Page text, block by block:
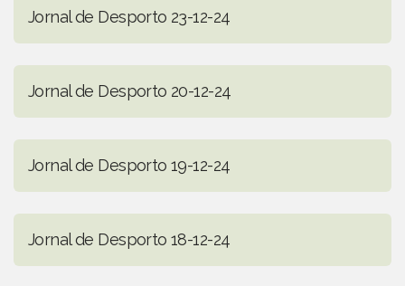
Jornal de Desporto 23-12-24
Jornal de Desporto 20-12-24
Jornal de Desporto 19-12-24
Jornal de Desporto 18-12-24